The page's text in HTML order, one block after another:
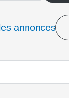
annonces